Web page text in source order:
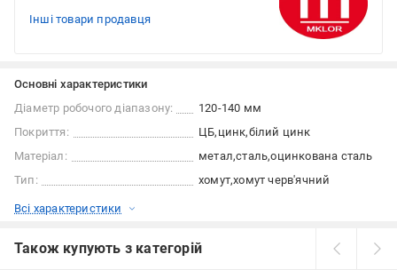
Інші товари продавця
Основні характеристики
Діаметр робочого діапазону:
120-140 мм
Покриття:
ЦБ цинк білий цинк
Матеріал:
метал сталь оцинкована сталь
Тип:
хомут хомут черв'ячний
Всі характеристики
Також купують з категорій